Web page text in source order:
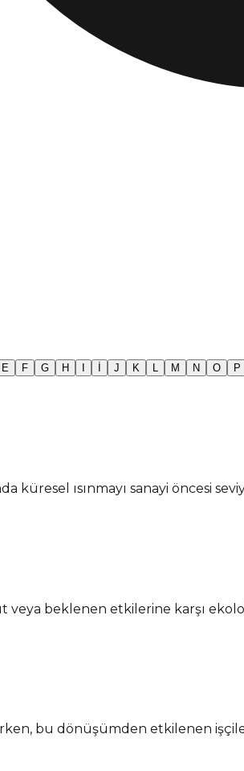
E F G H J K M N O P
küresel ısınmayı sanayi öncesi
veya beklenen etkilerine karşı
bu dönüşümden etkilenen